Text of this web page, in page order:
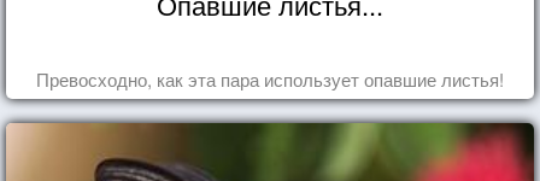
Превосходно, как эта пара использует опавшие листья!